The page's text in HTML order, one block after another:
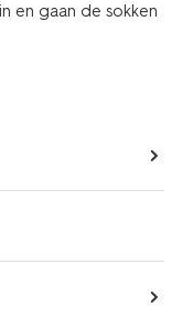
en gaan de sokken